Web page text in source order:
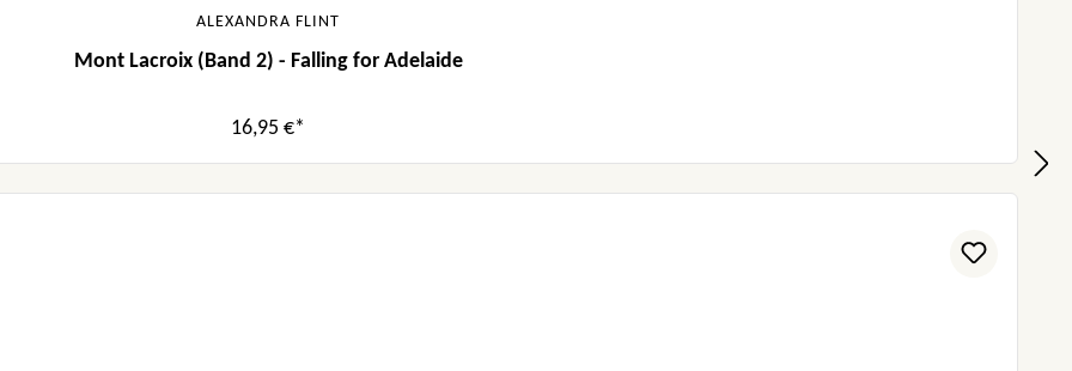
ALEXANDRA FLINT
Mont Lacroix (Band 2) - Falling for Adelaide
16,95 €*